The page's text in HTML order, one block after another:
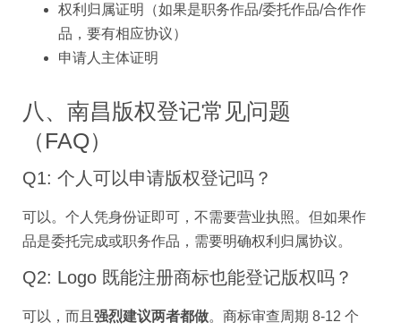
权利归属证明（如果是职务作品/委托作品/合作作
品，要有相应协议）
申请人主体证明
八、南昌版权登记常见问题
（FAQ）
Q1: 个人可以申请版权登记吗？
可以。个人凭身份证即可，不需要营业执照。但如果作
品是委托完成或职务作品，需要明确权利归属协议。
Q2: Logo 既能注册商标也能登记版权吗？
可以，而且 强烈建议两者都做。商标审查周期 8-12 个